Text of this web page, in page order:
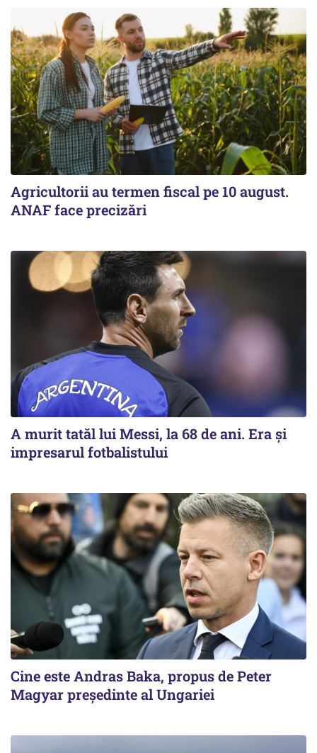
Agricultorii au termen fiscal pe 10 august.
ANAF face precizări
A murit tatăl lui Messi, la 68 de ani. Era și
impresarul fotbalistului
Cine este Andras Baka, propus de Peter
Magyar președinte al Ungariei